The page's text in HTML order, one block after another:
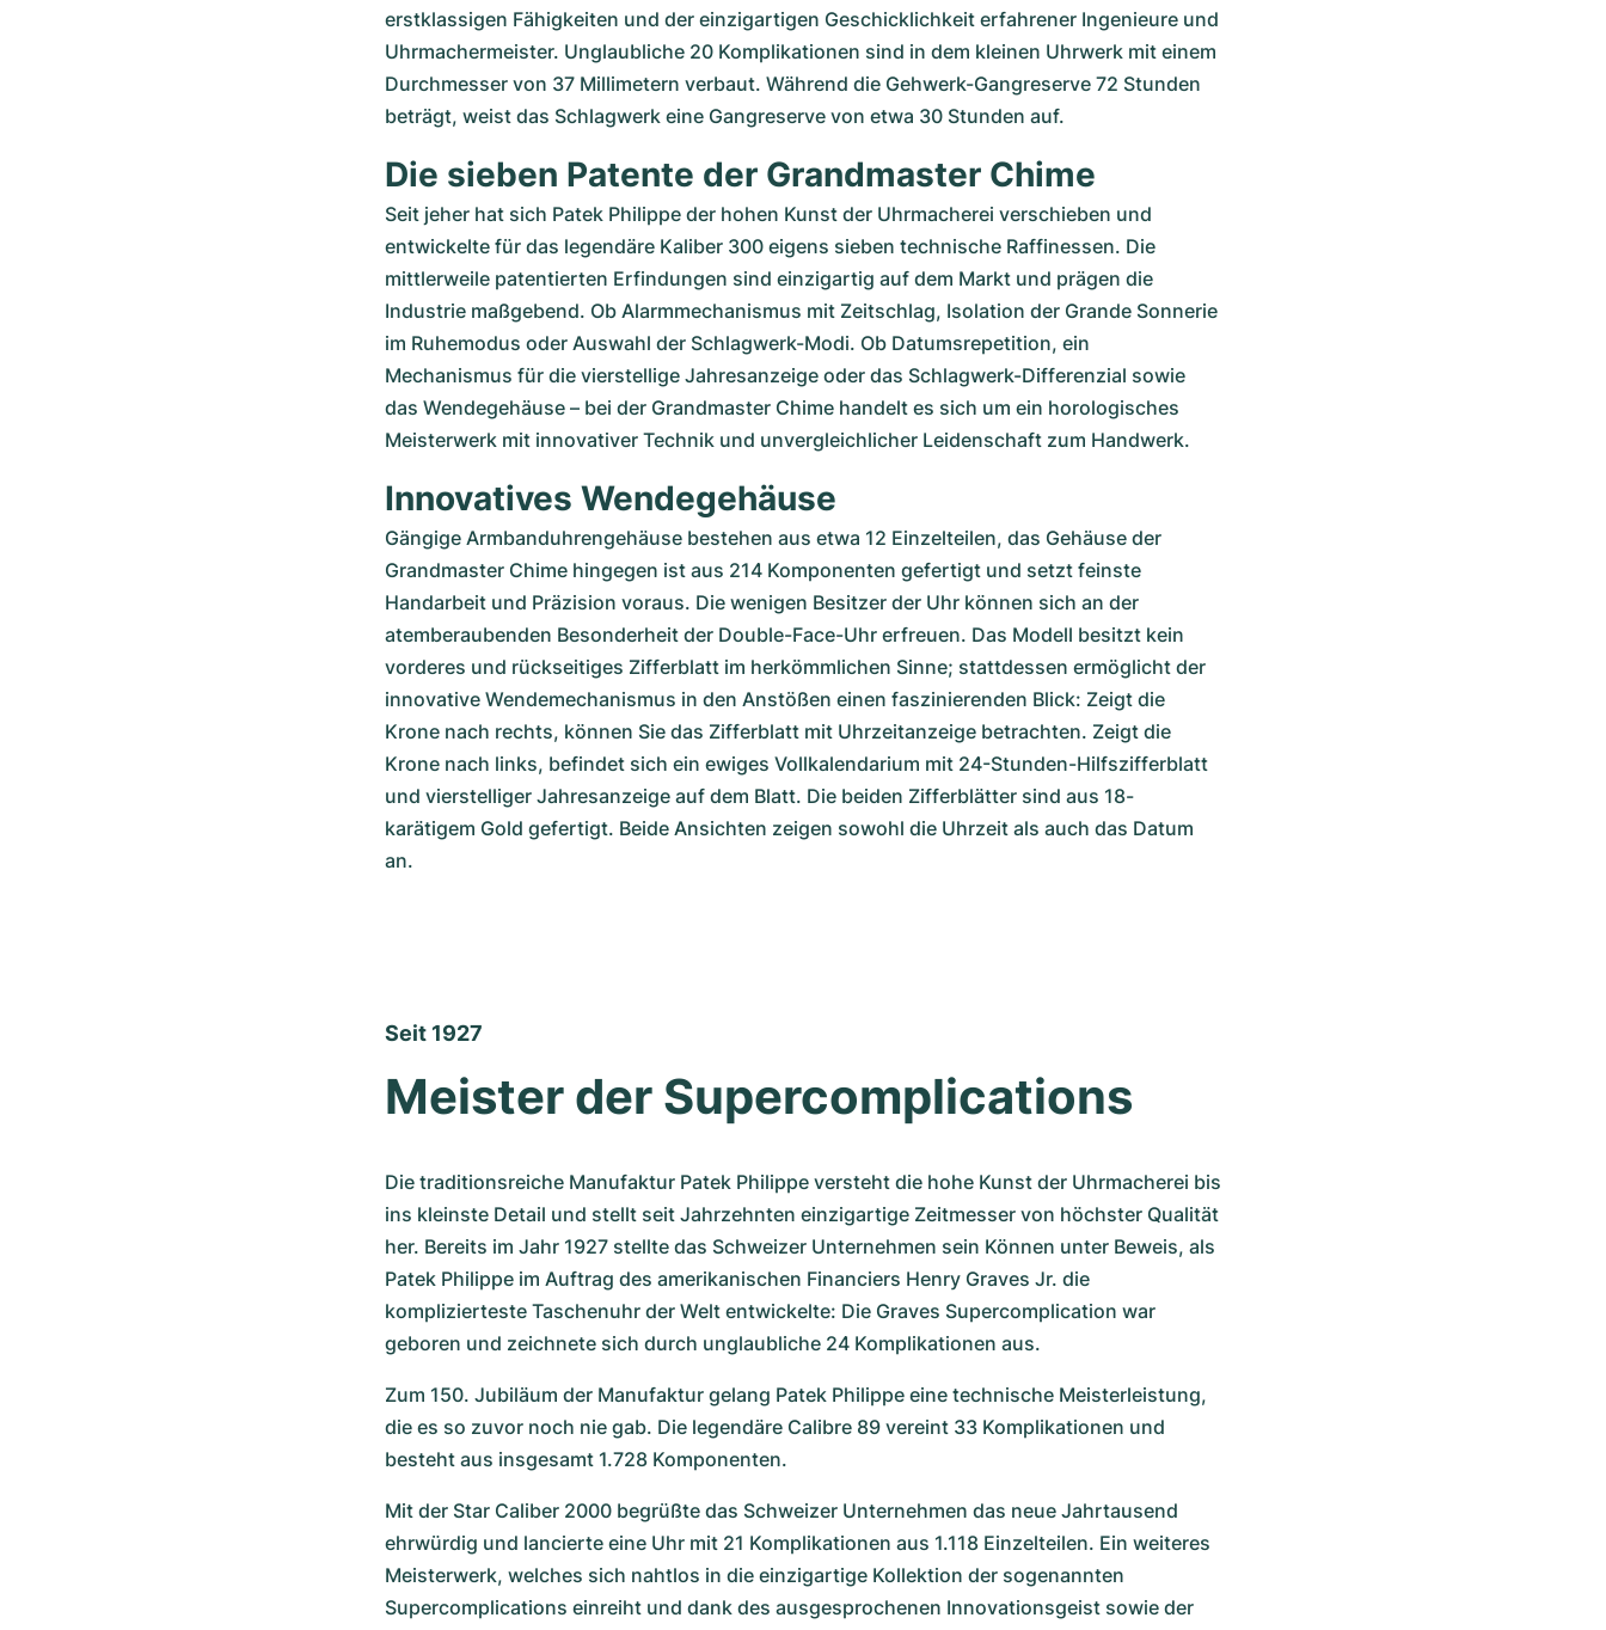
erstklassigen Fähigkeiten und der einzigartigen Geschicklichkeit erfahrener Ingenieure und
Uhrmachermeister. Unglaubliche 20 Komplikationen sind in dem kleinen Uhrwerk mit einem
Durchmesser von 37 Millimetern verbaut. Während die Gehwerk-Gangreserve 72 Stunden
beträgt, weist das Schlagwerk eine Gangreserve von etwa 30 Stunden auf.
Die sieben Patente der Grandmaster Chime
Seit jeher hat sich Patek Philippe der hohen Kunst der Uhrmacherei verschieben und
entwickelte für das legendäre Kaliber 300 eigens sieben technische Raffinessen. Die
mittlerweile patentierten Erfindungen sind einzigartig auf dem Markt und prägen die
Industrie maßgebend. Ob Alarmmechanismus mit Zeitschlag, Isolation der Grande Sonnerie
im Ruhemodus oder Auswahl der Schlagwerk-Modi. Ob Datumsrepetition, ein
Mechanismus für die vierstellige Jahresanzeige oder das Schlagwerk-Differenzial sowie
das Wendegehäuse – bei der Grandmaster Chime handelt es sich um ein horologisches
Meisterwerk mit innovativer Technik und unvergleichlicher Leidenschaft zum Handwerk.
Innovatives Wendegehäuse
Gängige Armbanduhrengehäuse bestehen aus etwa 12 Einzelteilen, das Gehäuse der
Grandmaster Chime hingegen ist aus 214 Komponenten gefertigt und setzt feinste
Handarbeit und Präzision voraus. Die wenigen Besitzer der Uhr können sich an der
atemberaubenden Besonderheit der Double-Face-Uhr erfreuen. Das Modell besitzt kein
vorderes und rückseitiges Zifferblatt im herkömmlichen Sinne; stattdessen ermöglicht der
innovative Wendemechanismus in den Anstößen einen faszinierenden Blick: Zeigt die
Krone nach rechts, können Sie das Zifferblatt mit Uhrzeitanzeige betrachten. Zeigt die
Krone nach links, befindet sich ein ewiges Vollkalendarium mit 24-Stunden-Hilfszifferblatt
und vierstelliger Jahresanzeige auf dem Blatt. Die beiden Zifferblätter sind aus 18-
karätigem Gold gefertigt. Beide Ansichten zeigen sowohl die Uhrzeit als auch das Datum
an.
Seit 1927
Meister der Supercomplications
Die traditionsreiche Manufaktur Patek Philippe versteht die hohe Kunst der Uhrmacherei bis
ins kleinste Detail und stellt seit Jahrzehnten einzigartige Zeitmesser von höchster Qualität
her. Bereits im Jahr 1927 stellte das Schweizer Unternehmen sein Können unter Beweis, als
Patek Philippe im Auftrag des amerikanischen Financiers Henry Graves Jr. die
komplizierteste Taschenuhr der Welt entwickelte: Die Graves Supercomplication war
geboren und zeichnete sich durch unglaubliche 24 Komplikationen aus.
Zum 150. Jubiläum der Manufaktur gelang Patek Philippe eine technische Meisterleistung,
die es so zuvor noch nie gab. Die legendäre Calibre 89 vereint 33 Komplikationen und
besteht aus insgesamt 1.728 Komponenten.
Mit der Star Caliber 2000 begrüßte das Schweizer Unternehmen das neue Jahrtausend
ehrwürdig und lancierte eine Uhr mit 21 Komplikationen aus 1.118 Einzelteilen. Ein weiteres
Meisterwerk, welches sich nahtlos in die einzigartige Kollektion der sogenannten
Supercomplications einreiht und dank des ausgesprochenen Innovationsgeist sowie der